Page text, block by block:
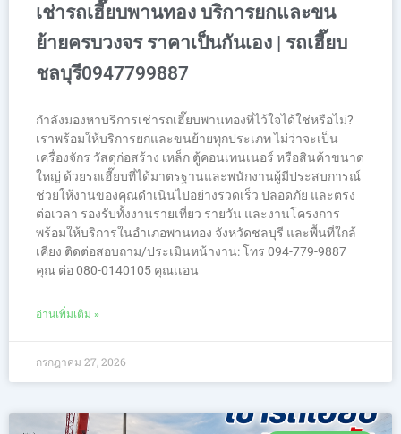
เช่ารถเฮี๊ยบพานทอง บริการยกและขน
ย้ายครบวงจร ราคาเป็นกันเอง | รถเฮี๊ยบ
ชลบุรี0947799887
กำลังมองหาบริการเช่ารถเฮี๊ยบพานทองที่ไว้ใจได้ใช่หรือไม่?
เราพร้อมให้บริการยกและขนย้ายทุกประเภท ไม่ว่าจะเป็น
เครื่องจักร วัสดุก่อสร้าง เหล็ก ตู้คอนเทนเนอร์ หรือสินค้าขนาด
ใหญ่ ด้วยรถเฮี๊ยบที่ได้มาตรฐานและพนักงานผู้มีประสบการณ์
ช่วยให้งานของคุณดำเนินไปอย่างรวดเร็ว ปลอดภัย และตรง
ต่อเวลา รองรับทั้งงานรายเที่ยว รายวัน และงานโครงการ
พร้อมให้บริการในอำเภอพานทอง จังหวัดชลบุรี และพื้นที่ใกล้
เคียง ติดต่อสอบถาม/ประเมินหน้างาน: โทร 094-779-9887
คุณ ต่อ 080-0140105 คุณเเอน
อ่านเพิ่มเติม »
กรกฎาคม 27, 2026